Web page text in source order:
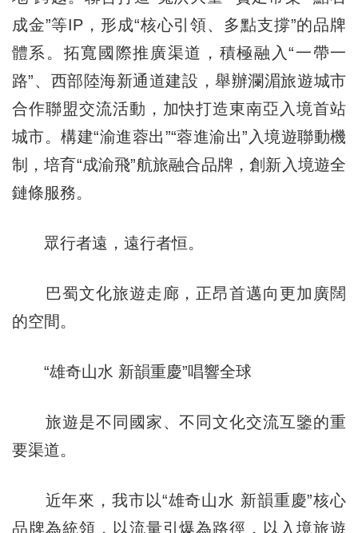
成金”等IP，形成“核心引領、多點支撐”的品牌
體系。拓寬國際推廣渠道，積極融入“一帶一
路”、西部陸海新通道建設，舉辦瀾湄旅遊城市
合作聯盟交流活動，加快打造東南亞入境首站
城市。構建“渝進蓉出”“蓉進渝出”入境遊聯動機
制，培育“成渝飛”航旅融合品牌，創新入境遊全
鏈條服務。
眾行者遠，遠行者恒。
巴蜀文化旅遊走廊，正昂首邁向更加廣闊
的空間。
“雄奇山水 新韻重慶”唱響全球
旅遊是不同國家、不同文化交流互鑒的重
要渠道。
近年來，我市以“雄奇山水 新韻重慶”核心
品牌為統領，以流量引爆為路徑，以入境旅遊